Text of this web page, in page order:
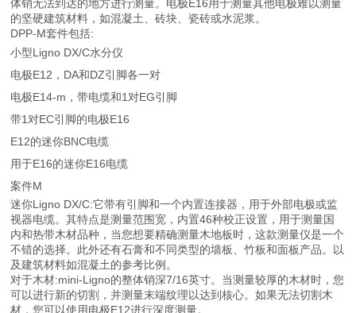
体销无法到达的地方进行测量。电极E16用于测量其他电极难以测量
的坚硬建筑材料，如混凝土、砖块、瓷砖或水泥浆。
DPP-M套件包括:
小型Ligno DX/C水分仪
电极E12，DA和DZ引脚各一对
电极E14-m，带电缆和1对EG引脚
带1对EC引脚的电极E16
E12的迷你BNC电缆
用于E16的迷你E16电缆
案件M
迷你Ligno DX/C:它带有引脚和一个内置连接器，用于外部电极或监
视器电缆。其特点是测量范围宽，内置46种校正设置，用于测量国
内和热带木材品种，当您想要精确测量木地板时，这款测量仪是一个
不错的选择。此外还有石膏和不同类型的墙板、竹板和面板产品。以
及建筑材料如混凝土的参考比例。
对于木材:mini-Ligno的整体销深7/16英寸。当测量较厚的木材时，您
可以进行新的切割，并测量末端纹理以达到核心。如果无法切割木
材，您可以使用电极E12进行深度测量。